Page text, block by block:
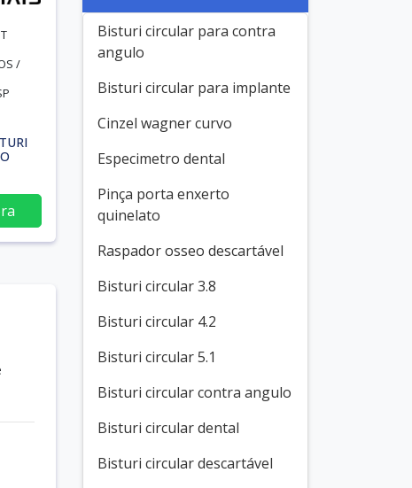
/
Bisturi circular para contra
angulo
Bisturi circular para implante
Cinzel wagner curvo
Especimetro dental
Pinça porta enxerto
quinelato
Raspador osseo descartável
Bisturi circular 3.8
Bisturi circular 4.2
Bisturi circular 5.1
Bisturi circular contra angulo
Bisturi circular dental
Bisturi circular descartável